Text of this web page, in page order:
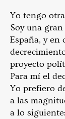
Yo tengo
Soy una
España, y en
proyecto
Para mí el
Yo prefiero
a las
a lo